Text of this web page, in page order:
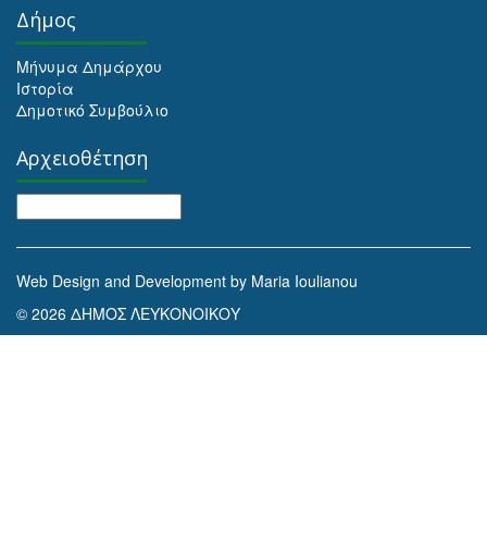
Δήμος
Μήνυμα Δημάρχου
Ιστορία
Δημοτικό Συμβούλιο
Αρχειοθέτηση
Web Design and Development by Maria Ioulianou
© 2026 ΔΗΜΟΣ ΛΕΥΚΟΝΟΙΚΟΥ